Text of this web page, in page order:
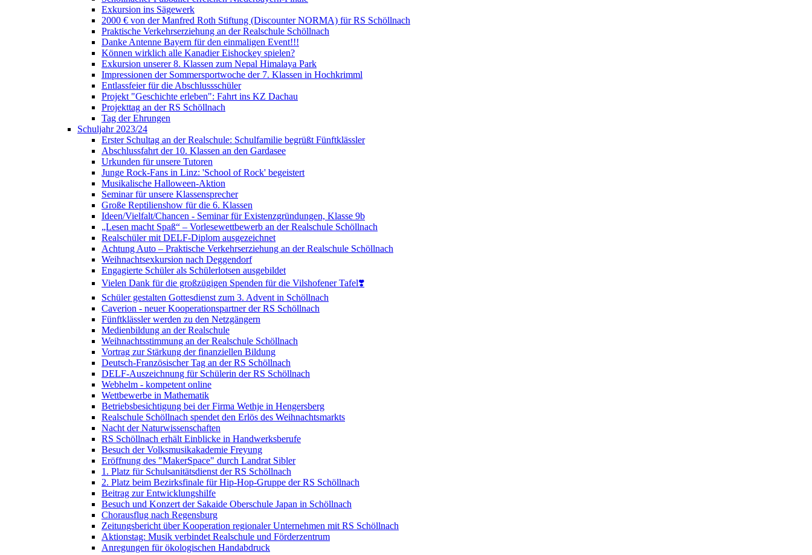
Exkursion ins Sägewerk
2000 € von der Manfred Roth Stiftung (Discounter NORMA) für RS Schöllnach
Praktische Verkehrserziehung an der Realschule Schöllnach
Danke Antenne Bayern für den einmaligen Event!!!
Können wirklich alle Kanadier Eishockey spielen?
Exkursion unserer 8. Klassen zum Nepal Himalaya Park
Impressionen der Sommersportwoche der 7. Klassen in Hochkrimml
Entlassfeier für die Abschlussschüler
Projekt "Geschichte erleben": Fahrt ins KZ Dachau
Projekttag an der RS Schöllnach
Tag der Ehrungen
Schuljahr 2023/24
Erster Schultag an der Realschule: Schulfamilie begrüßt Fünftklässler
Abschlussfahrt der 10. Klassen an den Gardasee
Urkunden für unsere Tutoren
Junge Rock-Fans in Linz: 'School of Rock' begeistert
Musikalische Halloween-Aktion
Seminar für unsere Klassensprecher
Große Reptilienshow für die 6. Klassen
Ideen/Vielfalt/Chancen - Seminar für Existenzgründungen, Klasse 9b
„Lesen macht Spaß“ – Vorlesewettbewerb an der Realschule Schöllnach
Realschüler mit DELF-Diplom ausgezeichnet
Achtung Auto – Praktische Verkehrserziehung an der Realschule Schöllnach
Weihnachtsexkursion nach Deggendorf
Engagierte Schüler als Schülerlotsen ausgebildet
Vielen Dank für die großzügigen Spenden für die Vilshofener Tafel❣️
Schüler gestalten Gottesdienst zum 3. Advent in Schöllnach
Caverion - neuer Kooperationspartner der RS Schöllnach
Fünftklässler werden zu den Netzgängern
Medienbildung an der Realschule
Weihnachtsstimmung an der Realschule Schöllnach
Vortrag zur Stärkung der finanziellen Bildung
Deutsch-Französischer Tag an der RS Schöllnach
DELF-Auszeichnung für Schülerin der RS Schöllnach
Webhelm - kompetent online
Wettbewerbe in Mathematik
Betriebsbesichtigung bei der Firma Wethje in Hengersberg
Realschule Schöllnach spendet den Erlös des Weihnachtsmarkts
Nacht der Naturwissenschaften
RS Schöllnach erhält Einblicke in Handwerksberufe
Besuch der Volksmusikakademie Freyung
Eröffnung des "MakerSpace" durch Landrat Sibler
1. Platz für Schulsanitätsdienst der RS Schöllnach
2. Platz beim Bezirksfinale für Hip-Hop-Gruppe der RS Schöllnach
Beitrag zur Entwicklungshilfe
Besuch und Konzert der Sakaide Oberschule Japan in Schöllnach
Chorausflug nach Regensburg
Zeitungsbericht über Kooperation regionaler Unternehmen mit RS Schöllnach
Aktionstag: Musik verbindet Realschule und Förderzentrum
Anregungen für ökologischen Handabdruck